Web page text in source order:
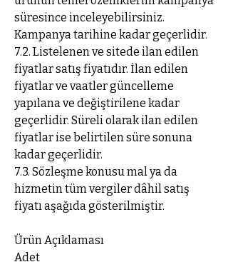
süresince inceleyebilirsiniz.
Kampanya tarihine kadar geçerlidir.
7.2. Listelenen ve sitede ilan edilen
fiyatlar satış fiyatıdır. İlan edilen
fiyatlar ve vaatler güncelleme
yapılana ve değiştirilene kadar
geçerlidir. Süreli olarak ilan edilen
fiyatlar ise belirtilen süre sonuna
kadar geçerlidir.
7.3. Sözleşme konusu mal ya da
hizmetin tüm vergiler dâhil satış
fiyatı aşağıda gösterilmiştir.
Ürün Açıklaması
Adet